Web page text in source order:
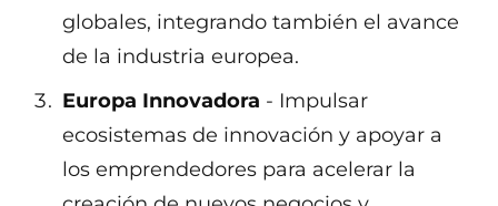
globales, integrando también el avance
de la industria europea.
Europa Innovadora - Impulsar
ecosistemas de innovación y apoyar a
los emprendedores para acelerar la